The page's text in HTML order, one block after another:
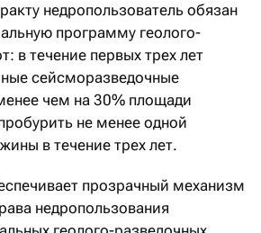
недропользователь обязан
программу геолого-
в течение первых трех лет
сейсморазведочные
чем на 30% площади
не менее одной
в течение трех лет.
прозрачный механизм
недропользования